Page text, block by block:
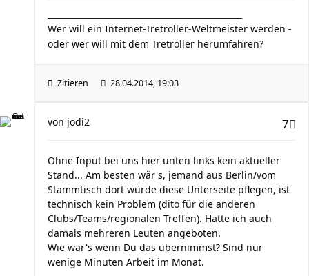
Wer will ein Internet-Tretroller-Weltmeister werden -
oder wer will mit dem Tretroller herumfahren?
Zitieren 28.04.2014, 19:03
7
von jodi2
Ohne Input bei uns hier unten links kein aktueller
Stand... Am besten wär's, jemand aus Berlin/vom
Stammtisch dort würde diese Unterseite pflegen, ist
technisch kein Problem (dito für die anderen
Clubs/Teams/regionalen Treffen). Hatte ich auch
damals mehreren Leuten angeboten.
Wie wär's wenn Du das übernimmst? Sind nur
wenige Minuten Arbeit im Monat.